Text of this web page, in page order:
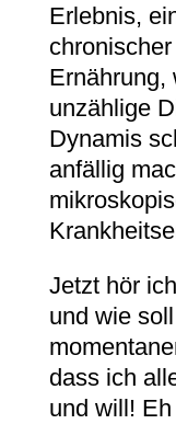
Erlebnis,
Ernährung,
unzählige
Dynamis
anfällig
Jetzt hör
und wie
dass ich
und will!